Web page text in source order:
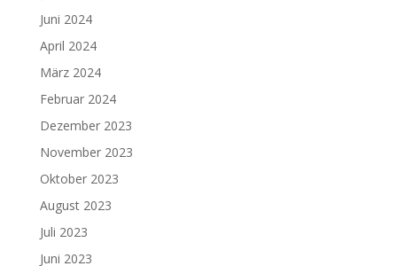
Juni 2024
April 2024
März 2024
Februar 2024
Dezember 2023
November 2023
Oktober 2023
August 2023
Juli 2023
Juni 2023